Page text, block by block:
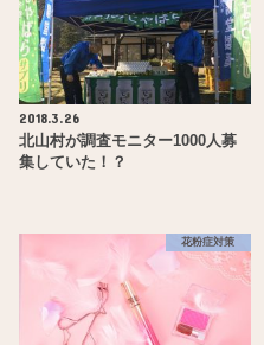
2018.3.26
北山村が調査モニター1000人募
集していた！？
花粉症対策